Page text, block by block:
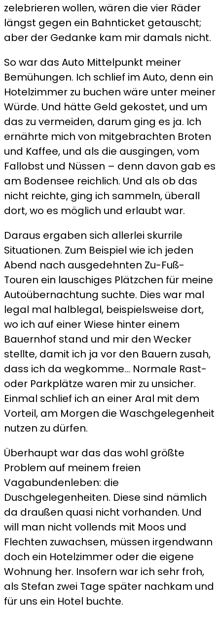
zelebrieren wollen, wären die vier Räder
längst gegen ein Bahnticket getauscht;
aber der Gedanke kam mir damals nicht.
So war das Auto Mittelpunkt meiner
Bemühungen. Ich schlief im Auto, denn ein
Hotelzimmer zu buchen wäre unter meiner
Würde. Und hätte Geld gekostet, und um
das zu vermeiden, darum ging es ja. Ich
ernährte mich von mitgebrachten Broten
und Kaffee, und als die ausgingen, vom
Fallobst und Nüssen – denn davon gab es
am Bodensee reichlich. Und als ob das
nicht reichte, ging ich sammeln, überall
dort, wo es möglich und erlaubt war.
Daraus ergaben sich allerlei skurrile
Situationen. Zum Beispiel wie ich jeden
Abend nach ausgedehnten Zu-Fuß-
Touren ein lauschiges Plätzchen für meine
Autoübernachtung suchte. Dies war mal
legal mal halblegal, beispielsweise dort,
wo ich auf einer Wiese hinter einem
Bauernhof stand und mir den Wecker
stellte, damit ich ja vor den Bauern zusah,
dass ich da wegkomme… Normale Rast-
oder Parkplätze waren mir zu unsicher.
Einmal schlief ich an einer Aral mit dem
Vorteil, am Morgen die Waschgelegenheit
nutzen zu dürfen.
Überhaupt war das das wohl größte
Problem auf meinem freien
Vagabundenleben: die
Duschgelegenheiten. Diese sind nämlich
da draußen quasi nicht vorhanden. Und
will man nicht vollends mit Moos und
Flechten zuwachsen, müssen irgendwann
doch ein Hotelzimmer oder die eigene
Wohnung her. Insofern war ich sehr froh,
als Stefan zwei Tage später nachkam und
für uns ein Hotel buchte.